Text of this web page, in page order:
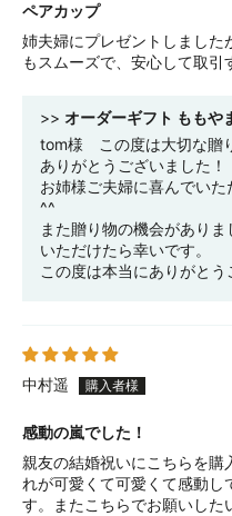
ペアカップ
姉夫婦にプレゼントしました
もスムーズで、安心して取引
>> オーダーギフト ももや
tom様 この度は大切な贈
ありがとうございました！
お姉様ご夫婦に喜んでい
^^
また贈り物の機会があり
いただけたら幸いです。
この度は本当にありがとう
中村遥
感動の嵐でした！
親友の結婚祝いにこちらを購
れが可愛くて可愛くて感動し
す。またこちらでお願いした